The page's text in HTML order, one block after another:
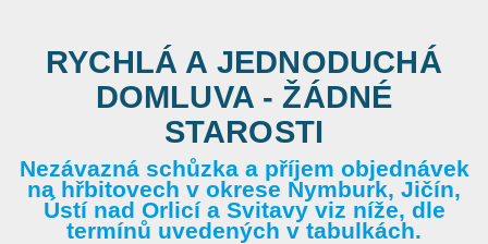
RYCHLÁ A JEDNODUCHÁ
DOMLUVA - ŽÁDNÉ
STAROSTI
Nezávazná schůzka a příjem objednávek
na hřbitovech v okrese Nymburk, Jičín,
Ústí nad Orlicí a Svitavy viz níže, dle
termínů uvedených v tabulkách.